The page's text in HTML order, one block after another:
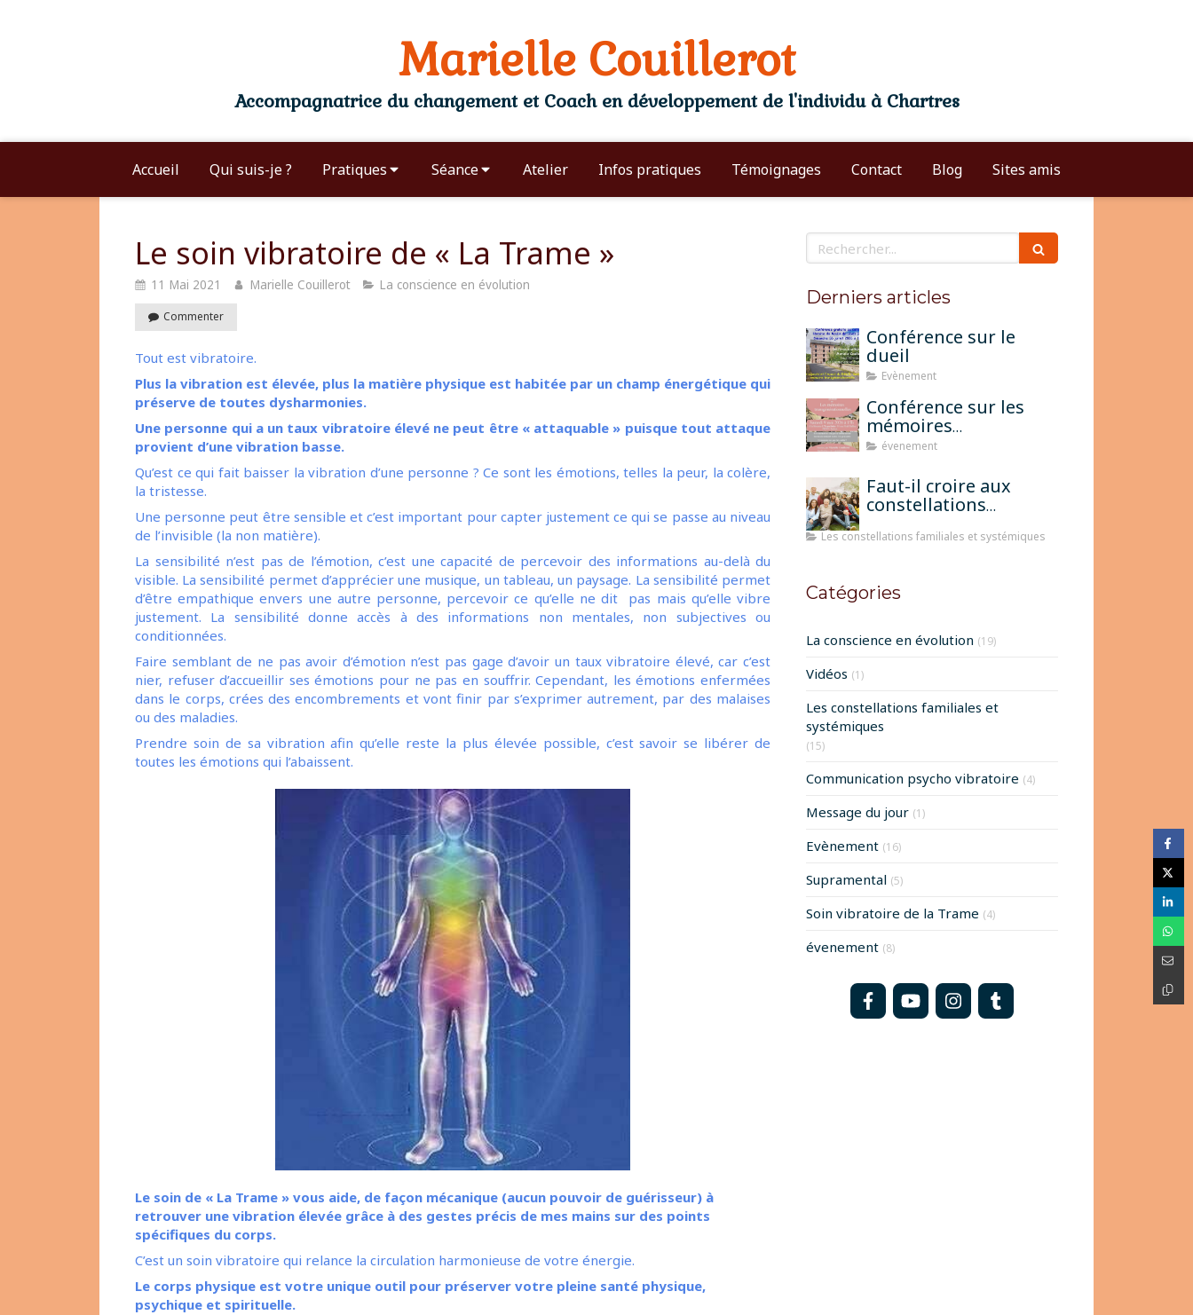
Marielle Couillerot
Accompagnatrice du changement et Coach en développement de l'individu à Chartres
Accueil Qui suis-je ? Pratiques Séance Atelier Infos pratiques Témoignages Contact Blog Sites amis
Le soin vibratoire de « La Trame »
11 Mai 2021 Marielle Couillerot La conscience en évolution
Commenter
Tout est vibratoire.
Plus la vibration est élevée, plus la matière physique est habitée par un champ énergétique qui
préserve de toutes dysharmonies.
Une personne qui a un taux vibratoire élevé ne peut être « attaquable » puisque tout attaque
provient d’une vibration basse.
Qu’est ce qui fait baisser la vibration d’une personne ? Ce sont les émotions, telles la peur, la colère,
la tristesse.
Une personne peut être sensible et c’est important pour capter justement ce qui se passe au niveau
de l’invisible (la non matière).
La sensibilité n’est pas de l’émotion, c’est une capacité de percevoir des informations au-delà du
visible. La sensibilité permet d’apprécier une musique, un tableau, un paysage. La sensibilité permet
d’être empathique envers une autre personne, percevoir ce qu’elle ne dit pas mais qu’elle vibre
justement. La sensibilité donne accès à des informations non mentales, non subjectives ou
conditionnées.
Faire semblant de ne pas avoir d’émotion n’est pas gage d’avoir un taux vibratoire élevé, car c’est
nier, refuser d’accueillir ses émotions pour ne pas en souffrir. Cependant, les émotions enfermées
dans le corps, crées des encombrements et vont finir par s’exprimer autrement, par des malaises
ou des maladies.
Prendre soin de sa vibration afin qu’elle reste la plus élevée possible, c’est savoir se libérer de
toutes les émotions qui l’abaissent.
Le soin de « La Trame » vous aide, de façon mécanique (aucun pouvoir de guérisseur) à
retrouver une vibration élevée grâce à des gestes précis de mes mains sur des points
spécifiques du corps.
C’est un soin vibratoire qui relance la circulation harmonieuse de votre énergie.
Le corps physique est votre unique outil pour préserver votre pleine santé physique,
psychique et spirituelle.
Rechercher
Derniers articles
Conférence sur le
dueil
Evènement
Conférence sur les
mémoires
transgénérationnelles
évenement
Faut-il croire aux
constellations
qu'elles fonctionnent?
Les constellations familiales et systémiques
Catégories
La conscience en évolution (19)
Vidéos (1)
Les constellations familiales et
systémiques
(15)
Communication psycho vibratoire (4)
Message du jour (1)
Evènement (16)
Supramental (5)
Soin vibratoire de la Trame (4)
évenement (8)